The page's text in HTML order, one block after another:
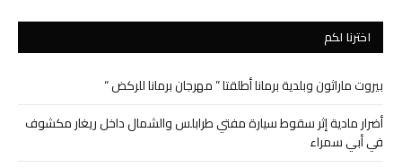
اخترنا لكم
بيروت ماراثون وبلدية برمانا أطلقتا ” مهرجان برمانا للركض “
أضرار مادية إثر سقوط سيارة مفتي طرابلس والشمال داخل ريغار مكشوف
في أبي سمراء